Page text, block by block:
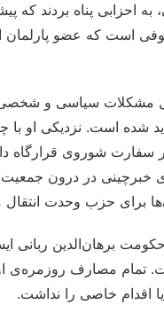
پناه بردند که
است که عضو پارلمان
مشکلات سیاسی و
شده است. نزدیکی او
شوروی قرارگاه
در درون جمعیت
برای حزب وحدت انتقال
علنی حکومت برهان‌الدین
تمام مصارف روزمره‌ی
اقدام خاصی را نداشت.